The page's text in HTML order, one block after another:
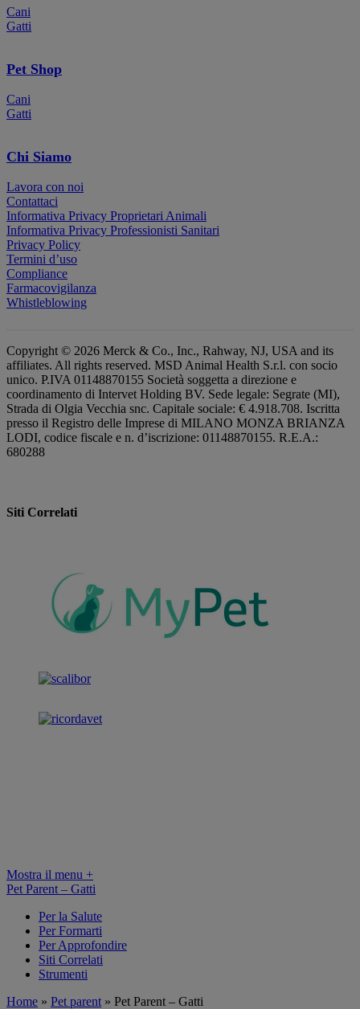
Cani
Gatti
Pet Shop
Cani
Gatti
Chi Siamo
Lavora con noi
Contattaci
Informativa Privacy Proprietari Animali
Informativa Privacy Professionisti Sanitari
Privacy Policy
Termini d’uso
Compliance
Farmacovigilanza
Whistleblowing
Copyright © 2026 Merck & Co., Inc., Rahway, NJ, USA and its
affiliates. All rights reserved. MSD Animal Health S.r.l. con socio
unico. P.IVA 01148870155 Società soggetta a direzione e
coordinamento di Intervet Holding BV. Sede legale: Segrate (MI),
Strada di Olgia Vecchia snc. Capitale sociale: € 4.918.708. Iscritta
presso il Registro delle Imprese di MILANO MONZA BRIANZA
LODI, codice fiscale e n. d’iscrizione: 01148870155. R.E.A.:
680288
Siti Correlati
Mostra il menu +
Pet Parent – Gatti
Per la Salute
Per Formarti
Per Approfondire
Siti Correlati
Strumenti
Home » Pet parent » Pet Parent – Gatti